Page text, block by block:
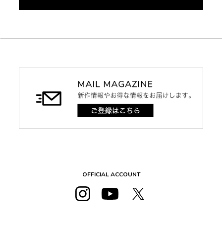
OFFICIAL ACCOUNT